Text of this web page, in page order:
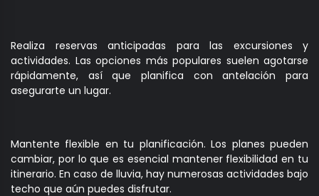
Realiza reservas anticipadas para las excursiones y
actividades. Las opciones más populares suelen agotarse
rápidamente, así que planifica con antelación para
asegurarte un lugar.
Mantente flexible en tu planificación. Los planes pueden
cambiar, por lo que es esencial mantener flexibilidad en tu
itinerario. En caso de lluvia, hay numerosas actividades bajo
techo que aún puedes disfrutar.